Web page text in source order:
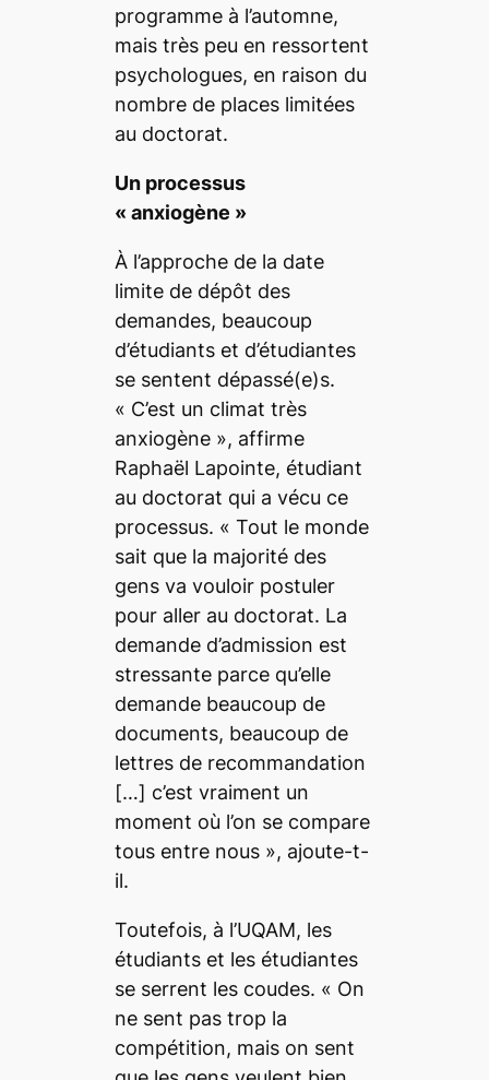
programme à l’automne,
mais très peu en ressortent
psychologues, en raison du
nombre de places limitées
au doctorat.
Un processus
« anxiogène »
À l’approche de la date
limite de dépôt des
demandes, beaucoup
d’étudiants et d’étudiantes
se sentent dépassé(e)s.
« C’est un climat très
anxiogène », affirme
Raphaël Lapointe, étudiant
au doctorat qui a vécu ce
processus. « Tout le monde
sait que la majorité des
gens va vouloir postuler
pour aller au doctorat. La
demande d’admission est
stressante parce qu’elle
demande beaucoup de
documents, beaucoup de
lettres de recommandation
[…] c’est vraiment un
moment où l’on se compare
tous entre nous », ajoute-t-
il.
Toutefois, à l’UQAM, les
étudiants et les étudiantes
se serrent les coudes. « On
ne sent pas trop la
compétition, mais on sent